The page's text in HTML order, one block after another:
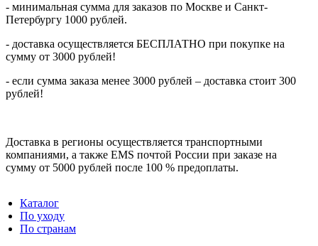
- минимальная сумма для заказов по Москве и Санкт-
Петербургу 1000 рублей.
- доставка осуществляется БЕСПЛАТНО при покупке на
сумму от 3000 рублей!
- если сумма заказа менее 3000 рублей – доставка стоит 300
рублей!
Доставка в регионы осуществляется транспортными
компаниями, а также EMS почтой России при заказе на
сумму от 5000 рублей после 100 % предоплаты.
Каталог
По уходу
По странам